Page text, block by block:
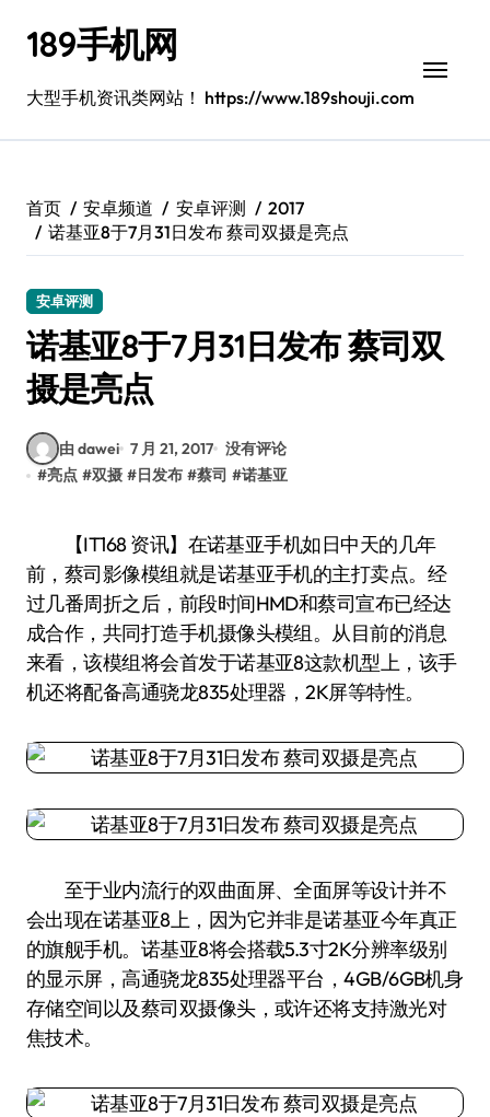
189手机网
大型手机资讯类网站！ https://www.189shouji.com
首页 安卓频道 安卓评测
2017
诺基亚8于7月31日发布 蔡司双摄是亮点
安卓评测
诺基亚8于7月31日发布 蔡司双
摄是亮点
由 dawei 7 月 21, 2017 没有评论
#亮点 #双摄 #日发布 #蔡司 #诺基亚
【IT168 资讯】在诺基亚手机如日中天的几年
前，蔡司影像模组就是诺基亚手机的主打卖点。经
过几番周折之后，前段时间HMD和蔡司宣布已经达
成合作，共同打造手机摄像头模组。从目前的消息
来看，该模组将会首发于诺基亚8这款机型上，该手
机还将配备高通骁龙835处理器，2K屏等特性。
至于业内流行的双曲面屏、全面屏等设计并不
会出现在诺基亚8上，因为它并非是诺基亚今年真正
的旗舰手机。诺基亚8将会搭载5.3寸2K分辨率级别
的显示屏，高通骁龙835处理器平台，4GB/6GB机身
存储空间以及蔡司双摄像头，或许还将支持激光对
焦技术。